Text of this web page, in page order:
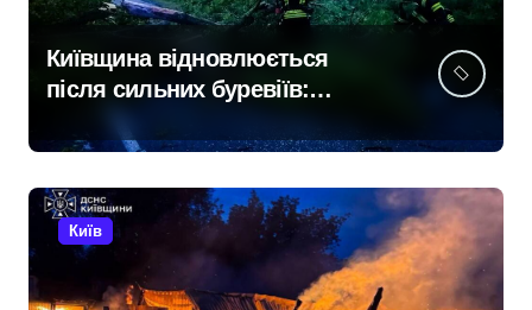
Київщина відновлюється
після сильних буревіїв:
пошкоджено 62 будинки,
понад 18 тисяч родин
залишились без електрики
Київ